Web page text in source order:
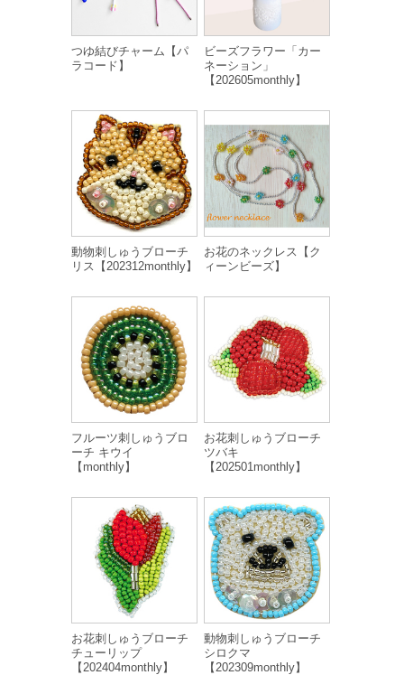
つゆ結びチャーム【パ
ラコード】
ビーズフラワー「カー
ネーション」
【202605monthly】
動物刺しゅうブローチ
リス【202312monthly】
お花のネックレス【ク
ィーンビーズ】
フルーツ刺しゅうブロ
ーチ キウイ
【monthly】
お花刺しゅうブローチ
ツバキ
【202501monthly】
お花刺しゅうブローチ
チューリップ
【202404monthly】
動物刺しゅうブローチ
シロクマ
【202309monthly】